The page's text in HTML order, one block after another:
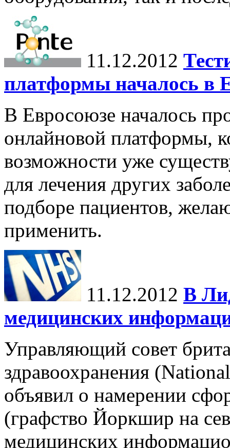
11.12.2012
платформы началось в
В Евросоюзе началось
онлайновой платформы,
возможности уже
для лечения других
подборе пациентов,
применить.
11.12.2012 В
медицинских
Управляющий совет
здравоохранения
объявил о намерении
(графство Йоркшир на
медицинских